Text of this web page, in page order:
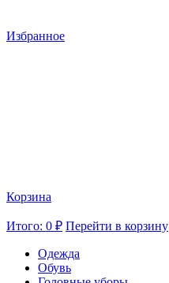
Избранное
Корзина
Итого: 0 ₽ Перейти в корзину
Одежда
Обувь